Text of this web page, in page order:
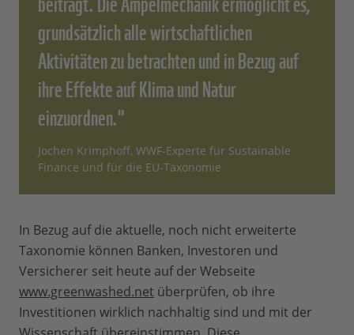
grundsätzlich alle wirtschaftlichen
Aktivitäten zu betrachten und in Bezug auf
ihre Effekte auf Klima und Natur
einzuordnen."
Jochen Krimphoff, WWF-Experte für Sustainable
Finance und für die EU-Taxonomie
In Bezug auf die aktuelle, noch nicht erweiterte
Taxonomie können Banken, Investoren und
Versicherer seit heute auf der Webseite
www.greenwashed.net überprüfen, ob ihre
Investitionen wirklich nachhaltig sind und mit der